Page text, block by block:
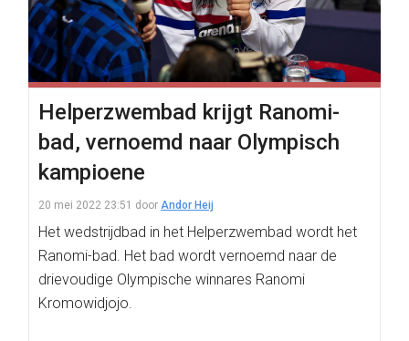
Helperzwembad krijgt Ranomi-
bad, vernoemd naar Olympisch
kampioene
20 mei 2022 23:51 door Andor Heij
Het wedstrijdbad in het Helperzwembad wordt het
Ranomi-bad. Het bad wordt vernoemd naar de
drievoudige Olympische winnares Ranomi
Kromowidjojo.